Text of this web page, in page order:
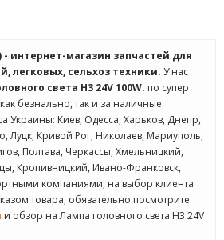
интернет-магазин запчастей для
легковых, сельхоз техники. У нас
света H3 24V 100W. по супер
безнально, так и за наличные.
Украины: Киев, Одесса, Харьков, Днепр,
Луцк, Кривой Рог, Николаев, Мариуполь,
Полтава, Черкассы, Хмельницкий,
Кропивницкий, Ивано-Франковск,
компаниями, на выбор клиента
товара, обязательно посмотрите
и обзор на Лампа головного света H3 24V